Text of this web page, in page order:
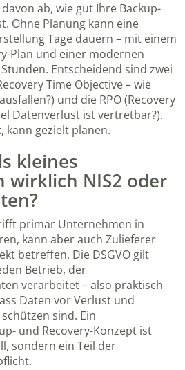
ab, wie gut Ihre Backup-
Ohne Planung kann eine
Tage dauern – mit einem
Plan und einer modernen
Entscheidend sind zwei
Time Objective – wie
und die RPO (Recovery
Datenverlust ist vertretbar?).
kann gezielt planen.
kleines
wirklich NIS2 oder
primär Unternehmen in
kann aber auch Zulieferer
betreffen. Die DSGVO gilt
Betrieb, der
verarbeitet – also praktisch
Daten vor Verlust und
sind. Ein
und Recovery-Konzept ist
sondern ein Teil der